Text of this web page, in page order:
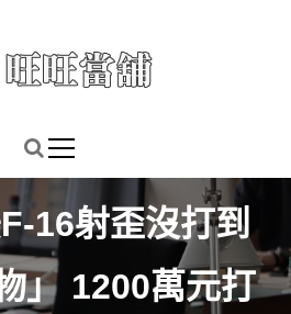
16射歪沒打到
」 1200萬元打